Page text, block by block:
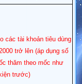
các tài khoản tiêu dùng
trở lên (áp dụng số
thăm theo mốc như
trước)